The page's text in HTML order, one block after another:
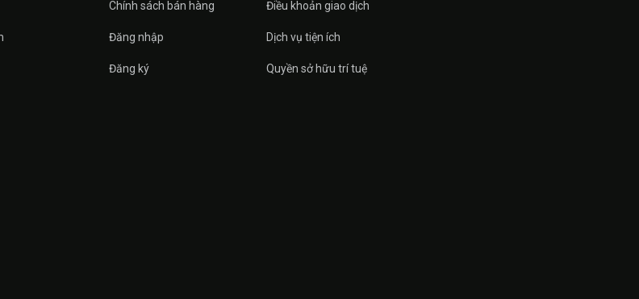
Chính sách bán hàng
Đăng nhập
Đăng ký
Điều khoản giao dịch
Dịch vụ tiện ích
Quyền sở hữu trí tuệ